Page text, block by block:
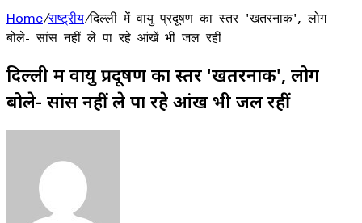
Home/राष्ट्रीय/दिल्ली में वायु प्रदूषण का स्तर 'खतरनाक', लोग
बोले- सांस नहीं ले पा रहे आंखें भी जल रहीं
दिल्ली में वायु प्रदूषण का स्तर 'खतरनाक', लोग
बोले- सांस नहीं ले पा रहे आंखें भी जल रहीं